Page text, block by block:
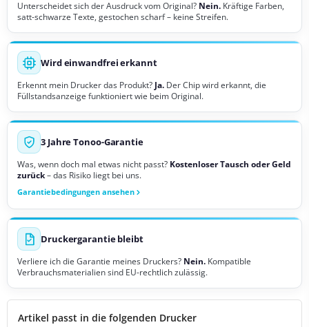
Unterscheidet sich der Ausdruck vom Original? Nein. Kräftige Farben,
satt-schwarze Texte, gestochen scharf – keine Streifen.
Wird einwandfrei erkannt
Erkennt mein Drucker das Produkt? Ja. Der Chip wird erkannt, die
Füllstandsanzeige funktioniert wie beim Original.
3 Jahre Tonoo-Garantie
Was, wenn doch mal etwas nicht passt? Kostenloser Tausch oder Geld
zurück– das Risiko liegt bei uns.
Garantiebedingungen ansehen
Druckergarantie bleibt
Verliere ich die Garantie meines Druckers? Nein. Kompatible
Verbrauchsmaterialien sind EU-rechtlich zulässig.
Artikel passt in die folgenden Drucker